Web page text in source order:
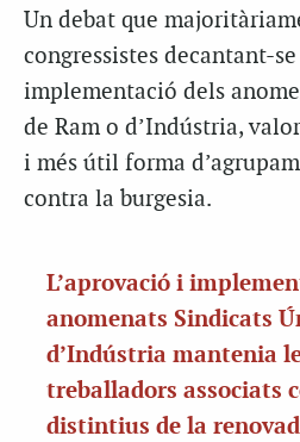
Un debat que
congressistes decantant-
implementació dels
de Ram o d’Indústria,
i més útil forma
contra la burgesia.
L’aprovació i
anomenats Sindicats
d’Indústria mantenia
treballadors associats
distintius de la